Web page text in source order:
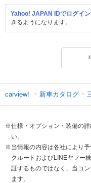
Yahoo! JAPAN IDでログイン
きるようになります。
carview! 新車カタログ
※仕様・オプション・装備の
い。
※当情報の内容は各社により
クルートおよびLINEヤフー
証するものではなく、当コ
ます。